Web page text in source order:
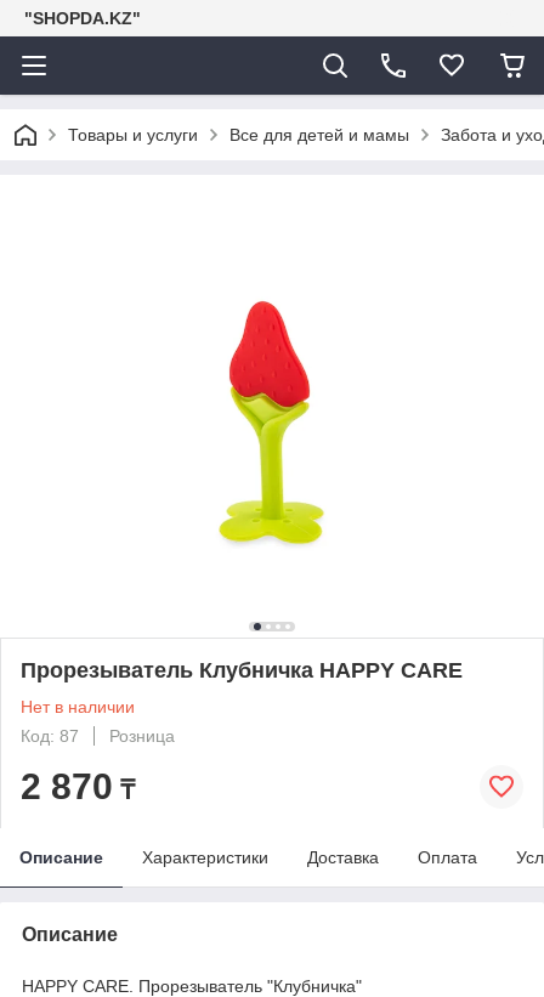
"SHOPDA.KZ"
Товары и услуги Все для детей и мамы Забота и
Прорезыватель Клубничка HAPPY CARE
Нет в наличии
Код: 87
Розница
2 870 ₸
Описание Характеристики Доставка Оплата
Описание
HAPPY CARE. Прорезыватель "Клубничка"